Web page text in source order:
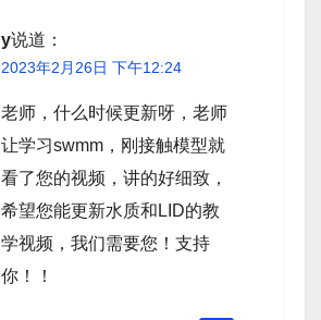
y说道：
2023年2月26日 下午12:24
老师，什么时候更新呀，老师
让学习swmm，刚接触模型就
看了您的视频，讲的好细致，
希望您能更新水质和LID的教
学视频，我们需要您！支持
你！！